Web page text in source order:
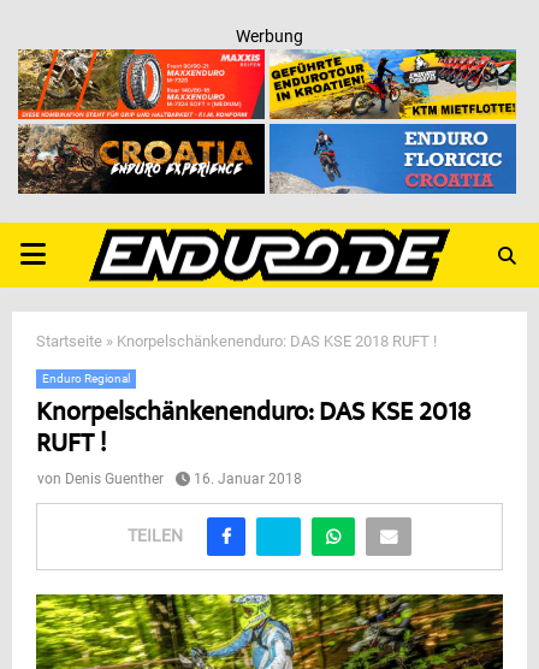
Werbung
PRIMARY
MENU
Startseite » Knorpelschänkenenduro: DAS KSE 2018 RUFT !
Enduro Regional
Knorpelschänkenenduro: DAS KSE 2018
RUFT !
von Denis Guenther 16. Januar 2018
TEILEN